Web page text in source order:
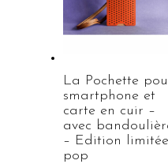
La Pochette
smartphone et
carte en cuir –
avec
– Edition limitée
pop